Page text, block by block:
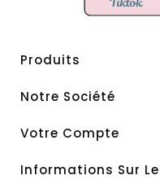
Produits
Notre Société
Votre Compte
Informations Sur